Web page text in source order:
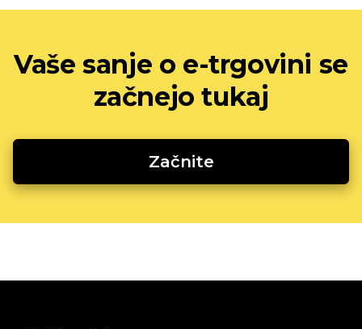
Vaše sanje o e-trgovini se
začnejo tukaj
Začnite